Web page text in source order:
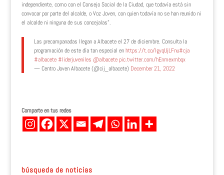
independiente, como con el Consejo Social de la Ciudad, que todavía está sin
convocar por parte del alcalde, o Voz Joven, con quien todavía no se han reunido ni
el alcalde ni ninguna de sus concejalas”.
Las precampanadas llegan a Albacete el 27 de diciembre. Consulta la
programación de este día tan especial enhttps://t.co/lgyqUjLFnu#cja
#albacete #liderjuveniles @albacete pic.twitter.com/hEnmexmbqx
— Centro Joven Albacete (@cij_albacete) December 21, 2022
Comparte en tus redes
búsqueda de noticias